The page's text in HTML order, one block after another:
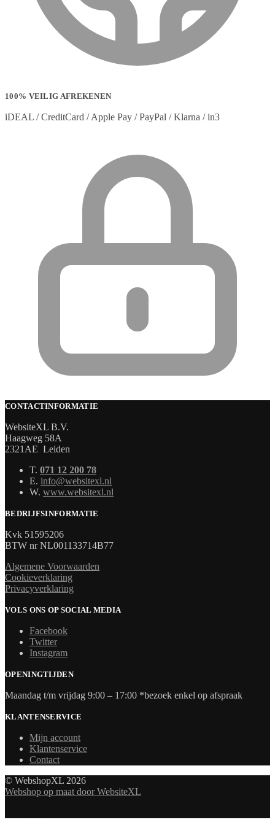
100% VEILIG AFREKENEN
iDEAL / CreditCard / Apple Pay / PayPal / Klarna / in3
CONTACTINFORMATIE
WebsiteXL B.V.
Haagweg 58A
2321AE Leiden
T. 071 12 200 78
E. info@websitexl.nl
W. www.websitexl.nl
BEDRIJFSINFORMATIE
Kvk 51595206
BTW nr NL001133714B77
Algemene Voorwaarden
Cookieverklaring
Privacyverklaring
VOLS ONS OP SOCIAL MEDIA
Facebook
Twitter
Instagram
OPENINGTIJDEN
Maandag t/m vrijdag 9:00 – 17:00 *bezoek enkel op afspraak
KLANTENSERVICE
Mijn account
Klantenservice
Contact
© WebshopXL 2026
Webshop op maat door WebsiteXL